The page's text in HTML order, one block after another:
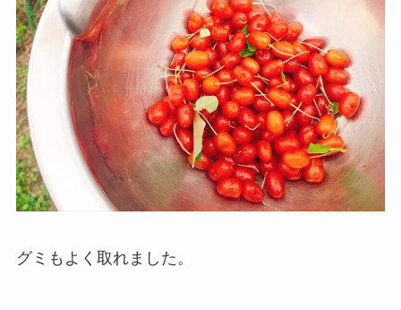
グミもよく取れました。